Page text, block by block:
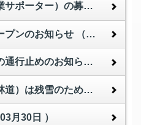
ター）の募集について
プンのお知らせ （2026年05月26日 ）
行止めのお知らせ （2026
残雪のため閉鎖中です
月30日 ）